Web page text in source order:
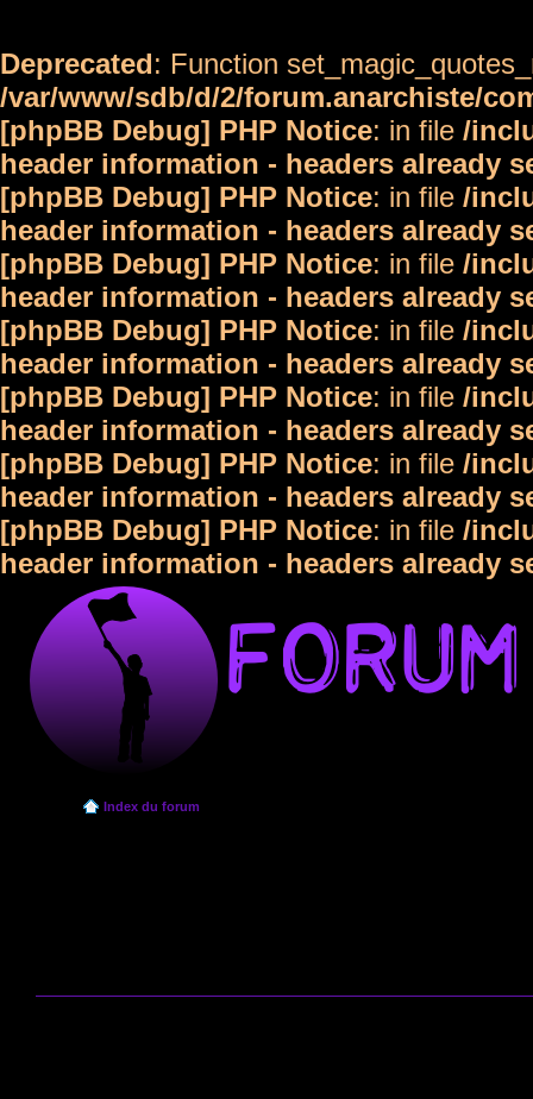
Deprecated: Function
/var/www/sdb/d/2/forum.anarchiste/
[phpBB Debug] PHP Notice: in file /
header information - headers already
[phpBB Debug] PHP Notice: in file /
header information - headers already
[phpBB Debug] PHP Notice: in file /
header information - headers already
[phpBB Debug] PHP Notice: in file /
header information - headers already
[phpBB Debug] PHP Notice: in file /
header information - headers already
[phpBB Debug] PHP Notice: in file /
header information - headers already
[phpBB Debug] PHP Notice: in file /
header information - headers already
Index du forum